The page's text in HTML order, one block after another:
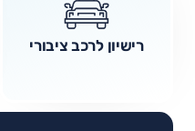
רישיון לרכב ציבורי